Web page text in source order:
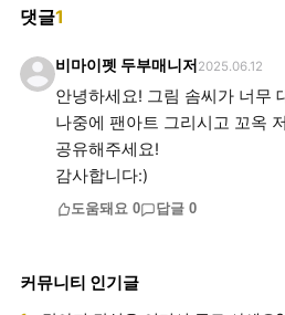
댓글1
비마이펫 두부매니저 2025.06.12
안녕하세요! 그림 솜씨가 너무
나중에 팬아트 그리시고 꼬옥
공유해주세요!
감사합니다:)
도움돼요 0 답글 0
커뮤니티 인기글